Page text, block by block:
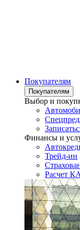
Покупателям
Покупателям
Выбор и
Финансы и
Трейд-ин
Расчет